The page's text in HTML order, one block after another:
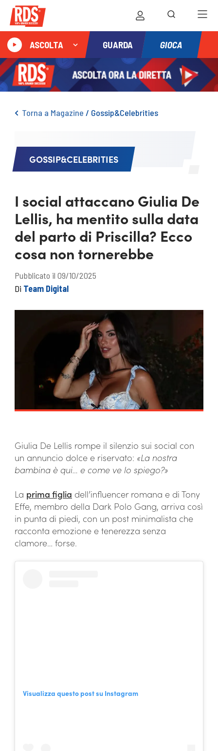
ASCOLTA GUARDA GIOCA
Torna a Magazine / Gossip&Celebrities
GOSSIP&CELEBRITIES
I social attaccano Giulia De
Lellis, ha mentito sulla data
del parto di Priscilla? Ecco
cosa non tornerebbe
Pubblicato il 09/10/2025
Di Team Digital
Giulia De Lellis rompe il silenzio sui social con
un annuncio dolce e riservato: «La nostra
bambina è qui… e come ve lo spiego?»
La prima figlia dell’influencer romana e di Tony
Effe, membro della Dark Polo Gang, arriva così
in punta di piedi, con un post minimalista che
racconta emozione e tenerezza senza
clamore… forse.
Visualizza questo post su Instagram